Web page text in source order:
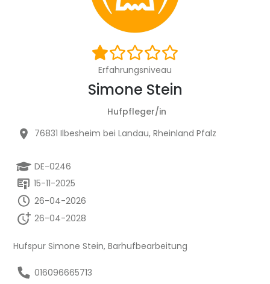
Erfahrungsniveau
Simone Stein
Hufpfleger/in
76831 Ilbesheim bei Landau, Rheinland Pfalz
DE-0246
15-11-2025
26-04-2026
26-04-2028
Hufspur Simone Stein, Barhufbearbeitung
016096665713